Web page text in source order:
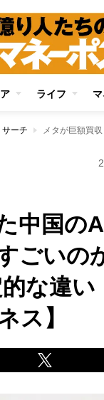
ライフ
ーチ
中国の
ごいの
な違い
ス】